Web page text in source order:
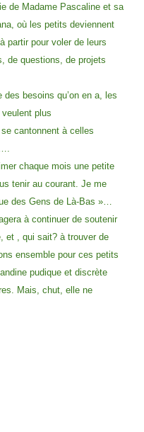
de Madame Pascaline et sa
où les petits deviennent
partir pour voler de leurs
de questions, de projets
des besoins qu’on en a, les
plus
cantonnent à celles
chaque mois une petite
tenir au courant. Je me
des Gens de Là-Bas »…
à continuer de soutenir
et , qui sait? à trouver de
ensemble pour ces petits
pudique et discrète
Mais, chut, elle ne